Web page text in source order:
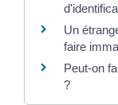
Un
faire
Peut-on
?